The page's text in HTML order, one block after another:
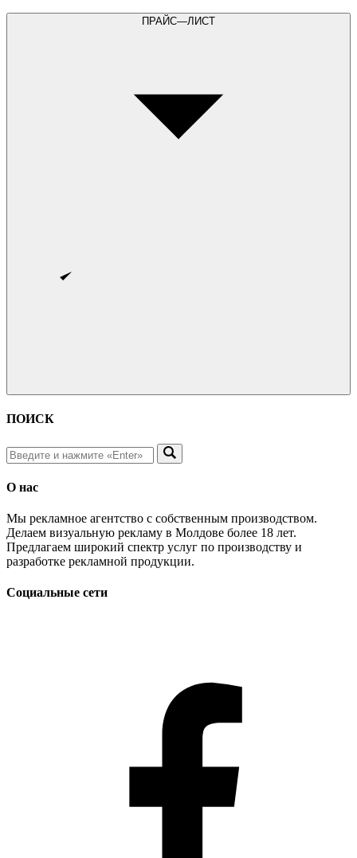
ПРАЙС—ЛИСТ
ПОИСК
О нас
Мы рекламное агентство с собственным производством.
Делаем визуальную рекламу в Молдове более 18 лет.
Предлагаем широкий спектр услуг по производству и
разработке рекламной продукции.
Социальные сети